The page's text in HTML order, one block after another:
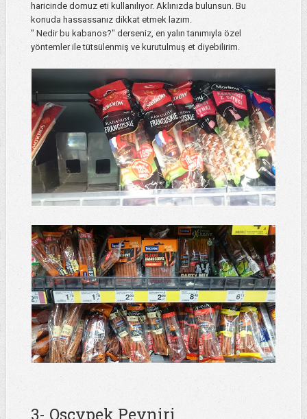
haricinde domuz eti kullanılıyor. Aklınızda bulunsun. Bu
konuda hassassanız dikkat etmek lazım.
" Nedir bu kabanos?" derseniz, en yalın tanımıyla özel
yöntemler ile tütsülenmiş ve kurutulmuş et diyebilirim.
3- Oscypek Peyniri